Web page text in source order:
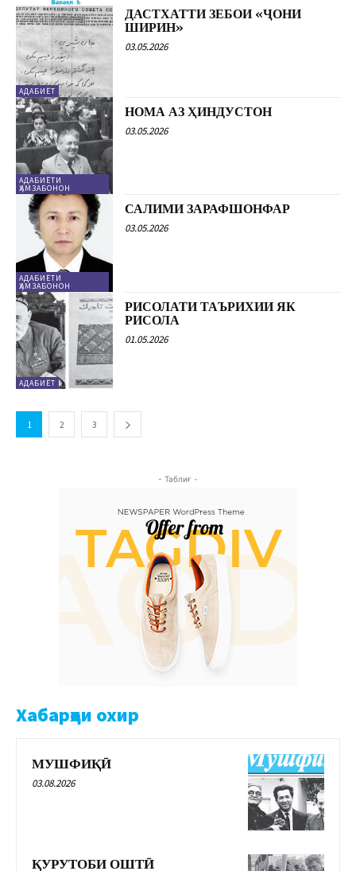
АДАБИЁТ
ДАСТХАТТИ ЗЕБОИ «ҶОНИ
ШИРИН»
03.05.2026
АДАБИЁТИ
ҲАМЗАБОНОН
НОМА АЗ ҲИНДУСТОН
03.05.2026
АДАБИЁТИ
ҲАМЗАБОНОН
САЛИМИ ЗАРАФШОНФАР
03.05.2026
АДАБИЁТ
РИСОЛАТИ ТАЪРИХИИ ЯК
РИСОЛА
01.05.2026
1 2 3
- Таблиғ -
Хабарҳои охир
МУШФИҚӢ
03.08.2026
ҚУРУТОБИ ОШТӢ